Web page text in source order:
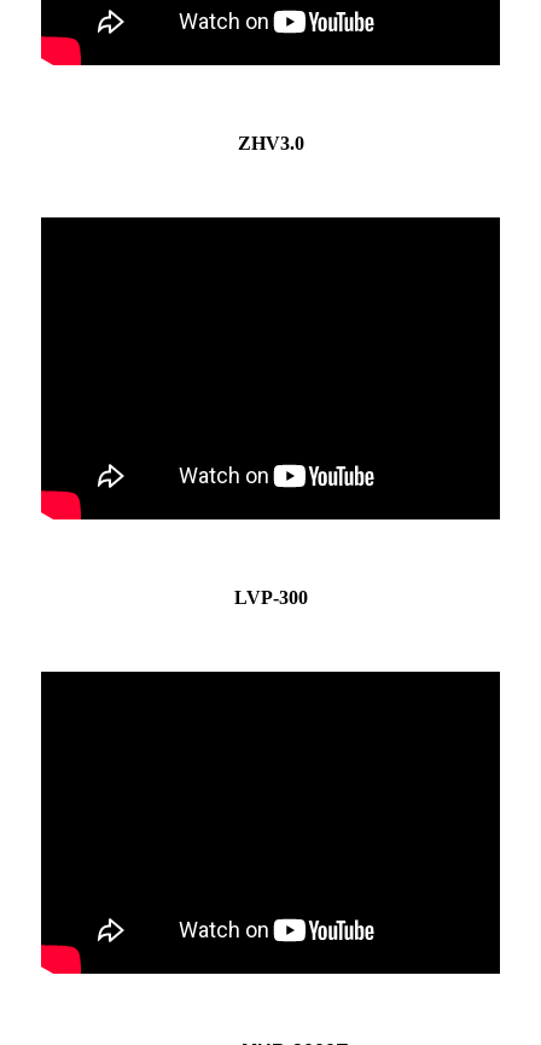
ZHV3.0
LVP-300